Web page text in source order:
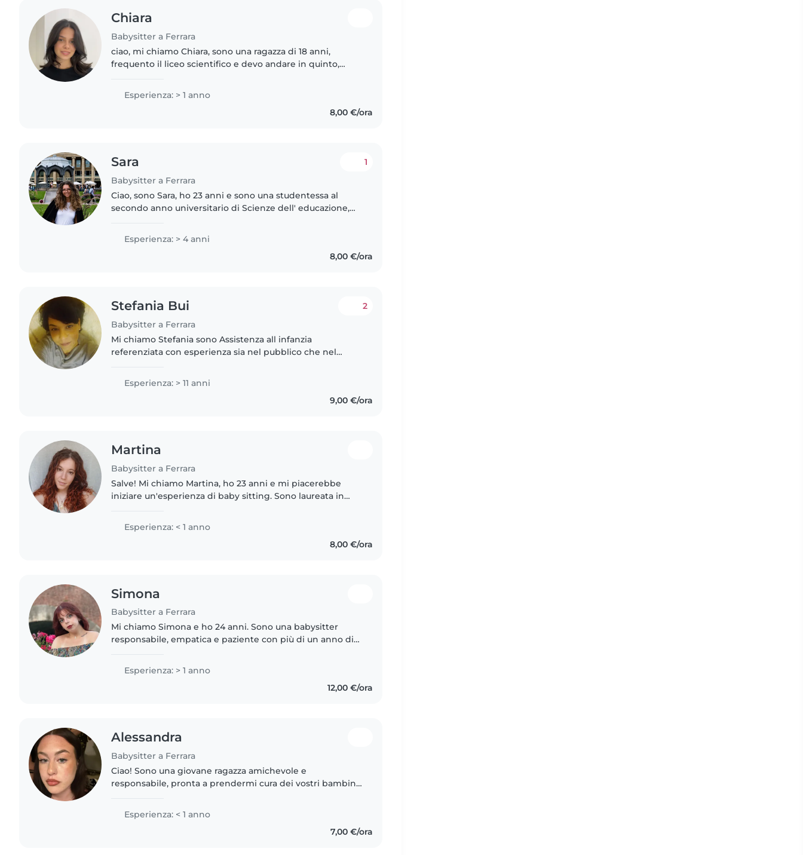
Chiara
Babysitter a Ferrara
ciao, mi chiamo Chiara, sono una ragazza di 18 anni,
frequento il liceo scientifico e devo andare in quinto,
di studio...
Esperienza: > 1 anno
8,00 €/ora
Sara
Babysitter a Ferrara
1
Ciao, sono Sara, ho 23 anni e sono una studentessa al
secondo anno universitario di Scienze dell' educazione,
anni, con..
Esperienza: > 4 anni
8,00 €/ora
Stefania Bui
Babysitter a Ferrara
2
Mi chiamo Stefania sono Assistenza all infanzia
referenziata con esperienza sia nel pubblico che nel
Sono tantissimi anni che..
Esperienza: > 11 anni
9,00 €/ora
Martina
Babysitter a Ferrara
Salve! Mi chiamo Martina, ho 23 anni e mi piacerebbe
iniziare un'esperienza di baby sitting. Sono laureata in
Esperienza: < 1 anno
8,00 €/ora
Simona
Babysitter a Ferrara
Mi chiamo Simona e ho 24 anni. Sono una babysitter
responsabile, empatica e paziente con più di un anno di
anni. Attualmente,..
Esperienza: > 1 anno
12,00 €/ora
Alessandra
Babysitter a Ferrara
Ciao! Sono una giovane ragazza amichevole e
responsabile, pronta a prendermi cura dei vostri bambini.
mi piace disegnare, fare..
Esperienza: < 1 anno
7,00 €/ora